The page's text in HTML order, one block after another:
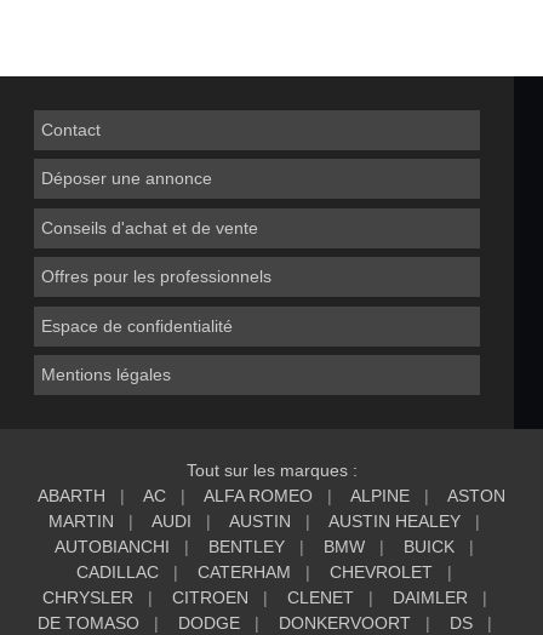
Contact
Déposer une annonce
Conseils d'achat et de vente
Offres pour les professionnels
Espace de confidentialité
Mentions légales
Tout sur les marques :
ABARTH
AC ALFA ROMEO ALPINE
ASTON
MARTIN
AUDI AUSTIN
AUSTIN HEALEY
AUTOBIANCHI
BENTLEY BMW
BUICK
CADILLAC
CATERHAM
CHEVROLET
CHRYSLER
CITROEN CLENET
DAIMLER
DE TOMASO
DODGE DONKERVOORT
DS